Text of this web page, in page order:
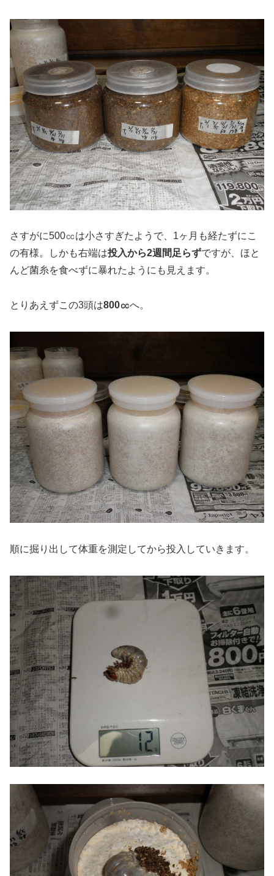
さすがに500㏄は小さすぎたようで、1ヶ月も経たずにこ
の有様。しかも右端は投入から2週間足らずですが、ほと
んど菌糸を食べずに暴れたようにも見えます。
とりあえずこの3頭は800㏄へ。
順に掘り出して体重を測定してから投入していきます。